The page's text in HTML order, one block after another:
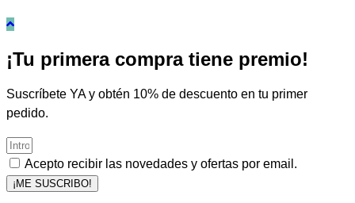
¡Tu primera compra tiene premio!
Suscríbete YA y obtén 10% de descuento en tu primer
pedido.
Acepto recibir las novedades y ofertas por email.
¡ME SUSCRIBO!